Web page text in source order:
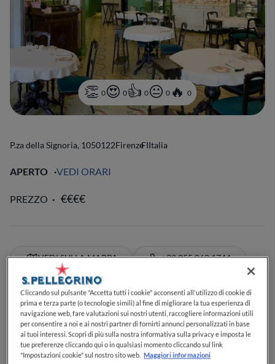
0 0 0 0 0
P.za della Signoria, 1050122FirenzeFIItalia
APERTO VEDI ORARI
PREZZO
VEDI SULLA MAPPA +39 055 062 1744
VISIT WEBSITE
Food Awards Guide Michelin
Guide ristoranti
SCOPRI DI PIÙ
Cliccando sul pulsante "Accetta tutti i cookie" acconsenti all'utilizzo di cookie di
prima e terza parte (o tecnologie simili) al fine di migliorare la tua esperienza di
navigazione web, fare valutazioni sui nostri utenti, raccogliere informazioni utili
per consentire a noi e ai nostri partner di fornirti annunci personalizzati in base
ai tuoi interessi. Scopri di più sulla nostra informativa sulla privacy e imposta le
tue preferenze cliccando qui o in qualsiasi momento cliccando sul link
"Impostazioni cookie" sul nostro sito web. Maggiori informazioni